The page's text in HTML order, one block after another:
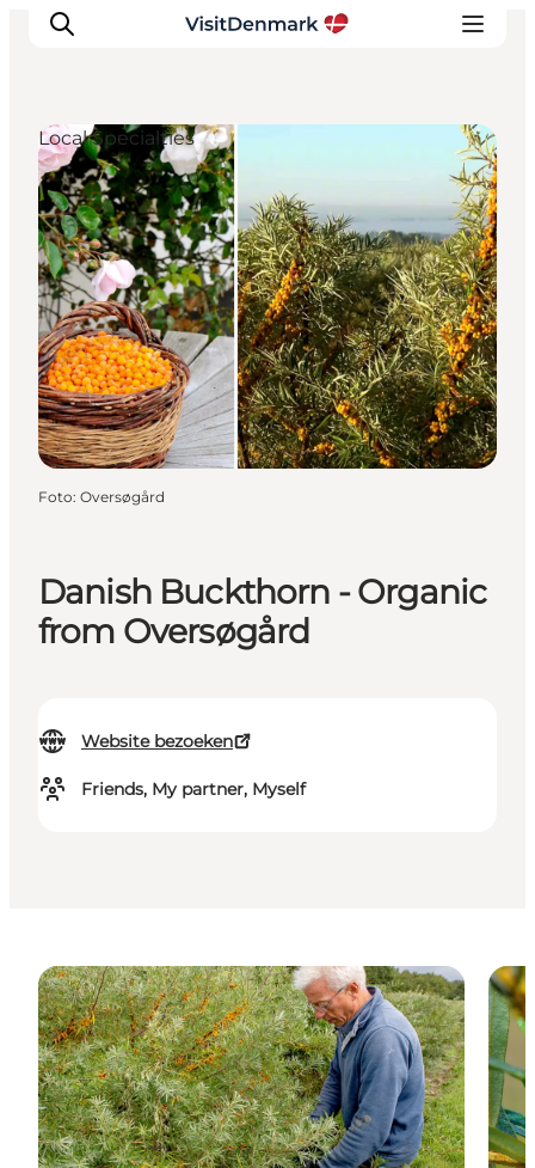
Inspiratie
Bestemmingen
Wat te doen
Accommodaties
Plan je reis
Danish Buckthorn - Organic
from Oversøgård
Website bezoeken
Friends, My partner, Myself
Local Specialties
Foto: Oversøgård